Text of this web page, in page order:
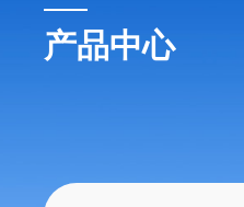
产品中心